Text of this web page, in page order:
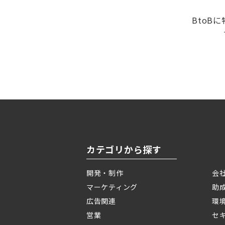
BtoBに
カテゴリから探す
開発・制作
マーケティング
広告関連
営業
会
助
環
セ